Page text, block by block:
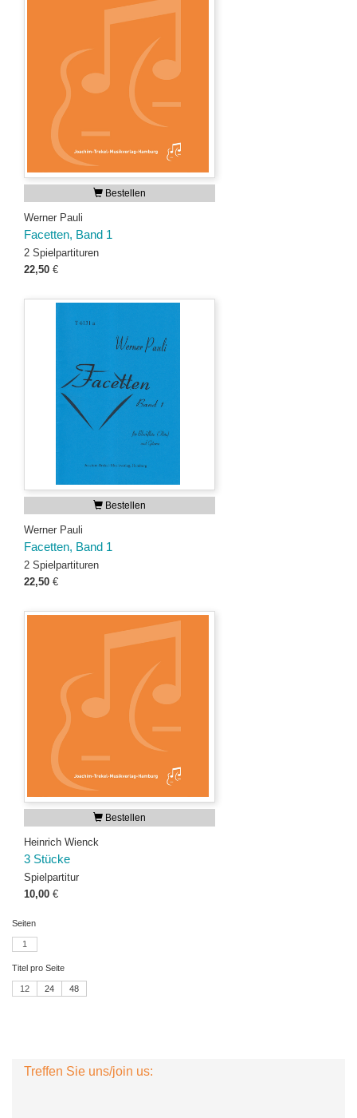
Bestellen
Werner Pauli
Facetten, Band 1
2 Spielpartituren
22,50 €
Bestellen
Werner Pauli
Facetten, Band 1
2 Spielpartituren
22,50 €
Bestellen
Heinrich Wienck
3 Stücke
Spielpartitur
10,00 €
Seiten
1
Titel pro Seite
12 24 48
Treffen Sie uns/join us: